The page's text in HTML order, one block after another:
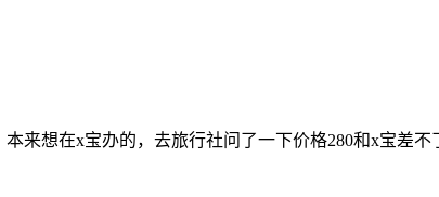
来想在x宝办的，去旅行社问了一下价格280和x宝差